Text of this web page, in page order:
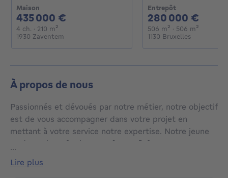
Maison
435 000 €
4 ch. 4 chambres
· 210 m²
1930 Zaventem
Entrepôt
280 000 €
506 m² mètres carrés
· 506 m²
1130 Bruxelles
À propos de nous
Passionnés et dévoués par notre métier, notre objectif
est de vous accompagner dans votre projet en
mettant à votre service notre expertise. Notre jeune
et dynamique équipe sera à vos côtés pour vous
gestion de votre bien immobilier. Rendez nous visite!
...
lire plus